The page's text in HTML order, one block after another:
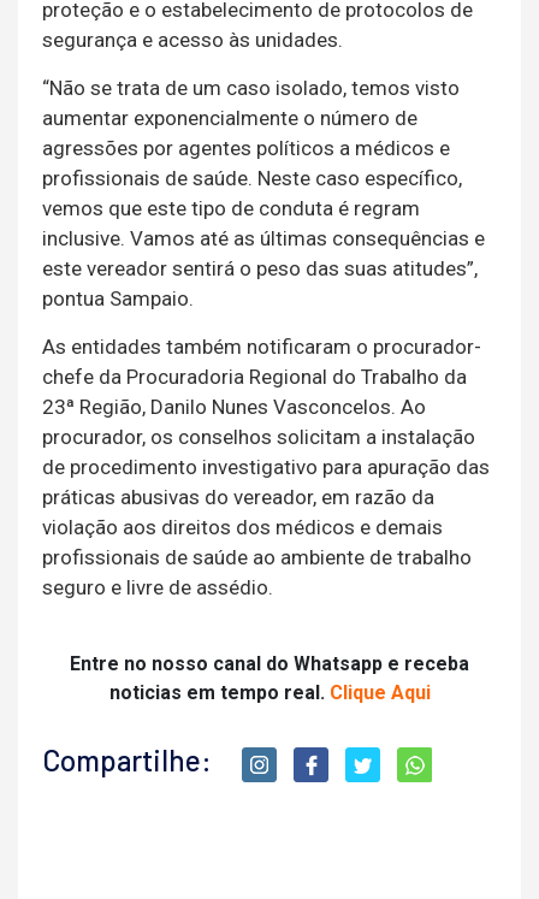
proteção e o estabelecimento de protocolos de
segurança e acesso às unidades.
“Não se trata de um caso isolado, temos visto
aumentar exponencialmente o número de
agressões por agentes políticos a médicos e
profissionais de saúde. Neste caso específico,
vemos que este tipo de conduta é regram
inclusive. Vamos até as últimas consequências e
este vereador sentirá o peso das suas atitudes”,
pontua Sampaio.
As entidades também notificaram o procurador-
chefe da Procuradoria Regional do Trabalho da
23ª Região, Danilo Nunes Vasconcelos. Ao
procurador, os conselhos solicitam a instalação
de procedimento investigativo para apuração das
práticas abusivas do vereador, em razão da
violação aos direitos dos médicos e demais
profissionais de saúde ao ambiente de trabalho
seguro e livre de assédio.
Entre no nosso canal do Whatsapp e receba
noticias em tempo real. Clique Aqui
Compartilhe: